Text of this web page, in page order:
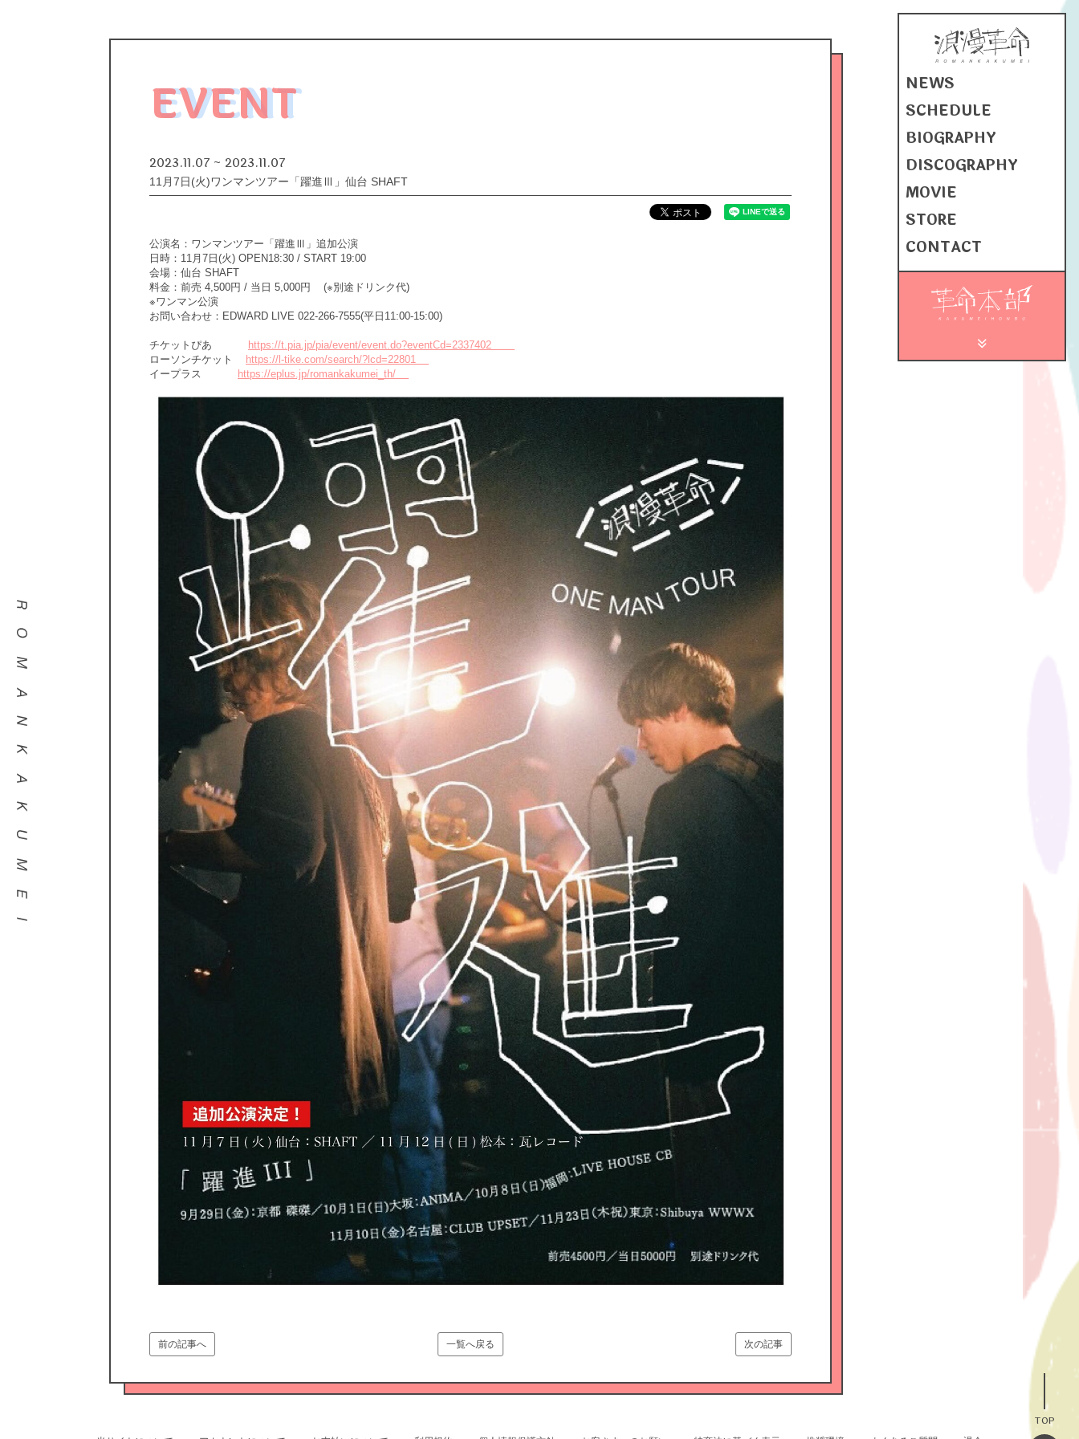
NEWS
SCHEDULE
BIOGRAPHY
DISCOGRAPHY
MOVIE
STORE
CONTACT
EVENT
2023.11.07 ~ 2023.11.07
11月7日(火)ワンマンツアー「躍進Ⅲ」仙台 SHAFT
公演名：ワンマンツアー「躍進Ⅲ」追加公演
日時：11月7日(火) OPEN18:30 / START 19:00
会場：仙台 SHAFT
料金：前売 4,500円 / 当日 5,000円 (※別途ドリンク代)
※ワンマン公演
お問い合わせ：EDWARD LIVE 022-266-7555(平日11:00-15:00)
チケットぴあ
https://t.pia.jp/pia/event/event.do?eventCd=2337402
ローソンチケット
https://l-tike.com/search/?lcd=22801
イープラス
https://eplus.jp/romankakumei_th/
次の記事
一覧へ戻る
前の記事へ
TOP